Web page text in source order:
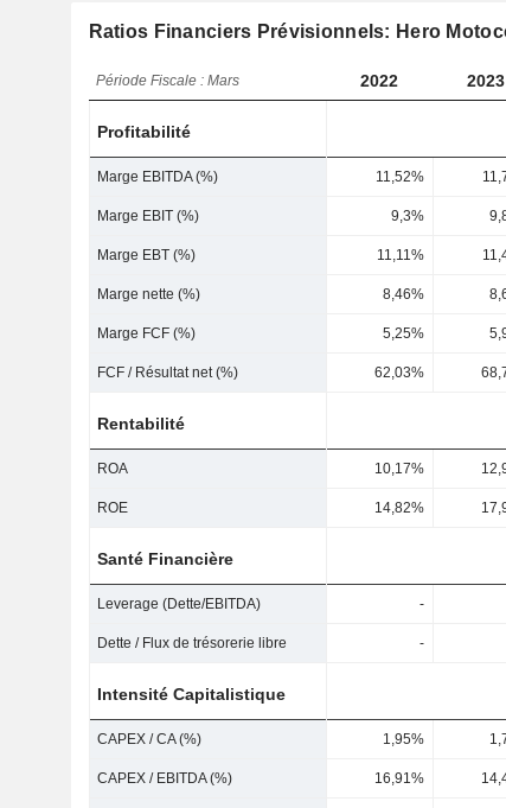
Ratios Financiers Prévisionnels: Hero
Période Fiscale : Mars 2022 2023
Profitabilité
Marge EBITDA (%) 11,52%
Marge EBIT (%) 9,3%
Marge EBT (%) 11,11%
Marge nette (%) 8,46%
Marge FCF (%) 5,25%
FCF / Résultat net (%) 62,03%
Rentabilité
ROA 10,17%
ROE 14,82%
Santé Financière
Leverage (Dette/EBITDA) -
Dette / Flux de trésorerie libre -
Intensité Capitalistique
CAPEX / CA (%) 1,95%
CAPEX / EBITDA (%) 16,91%